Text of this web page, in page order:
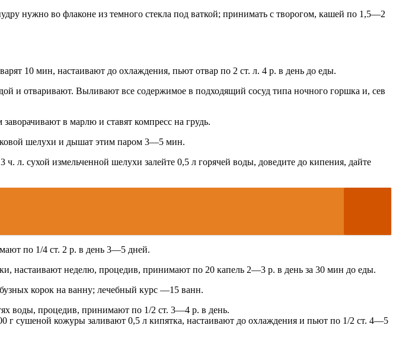
нужно во флаконе из темного стекла под ваткой; принимать с творогом, кашей по 1,5—2
10 мин, настаивают до охлаждения, пьют отвар по 2 ст. л. 4 р. в день до еды.
и отваривают. Выливают все содержимое в подходящий сосуд типа ночного горшка и, сев
в марлю и ставят компресс на грудь.
шелухи и дышат этим паром 3—5 мин.
л. сухой измельченной шелухи залейте 0,5 л горячей воды, доведите до кипения, дайте
по 1/4 ст. 2 р. в день 3—5 дней.
настаивают неделю, процедив, принимают по 20 капель 2—3 р. в день за 30 мин до еды.
корок на ванну; лечебный курс —15 ванн.
воды, процедив, принимают по 1/2 ст. 3—4 р. в день.
г сушеной кожуры заливают 0,5 л кипятка, настаивают до охлаждения и пьют по 1/2 ст. 4—5